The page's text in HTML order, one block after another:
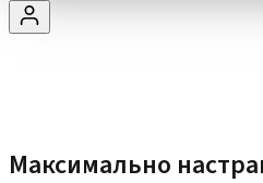
Максимально